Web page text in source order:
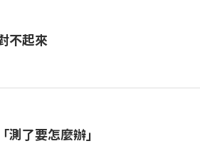
不起來
了要怎麼辦」